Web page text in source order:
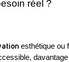
réel ?
esthétique ou